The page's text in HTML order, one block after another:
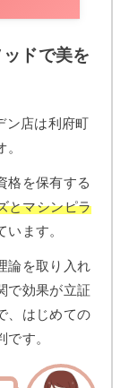
ドで美を
ン店は利府町
格を保有する
とマシンピラ
います。
論を取り入れ
で効果が立証
、はじめての
す。